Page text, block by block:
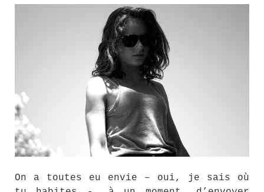
On a toutes eu envie – oui, je sais où